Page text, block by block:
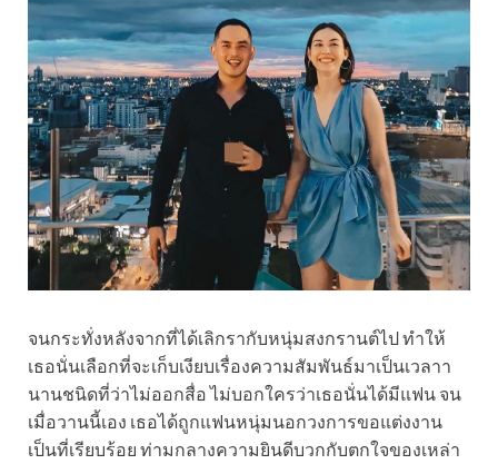
จนกระทั่งหลังจากที่ได้เลิกรากับหนุ่มสงกรานต์ไป ทำให้
เธอนั่นเลือกที่จะเก็บเงียบเรื่องความสัมพันธ์มาเป็นเวลาา
นานชนิดที่ว่าไม่ออกสื่อ ไม่บอกใครว่าเธอนั่นได้มีแฟน จน
เมื่อวานนี้เอง เธอได้ถูกแฟนหนุ่มนอกวงการขอแต่งงาน
เป็นที่เรียบร้อย ท่ามกลางความยินดีบวกกับตกใจของเหล่า